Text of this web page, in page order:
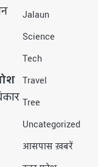
Jalaun
Science
Tech
Travel
Tree
Uncategorized
आसपास ख़बरें